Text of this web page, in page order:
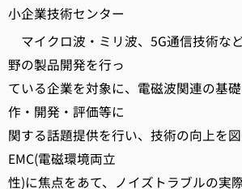
小企業技術センター
マイクロ波・ミリ波、5G通信技術な
野の製品開発を行っ
ている企業を対象に、電磁波関連の基
作・開発・評価等に
関する話題提供を行い、技術の向上を
EMC(電磁環境両立
性)に焦点をあて、ノイズトラブルの実